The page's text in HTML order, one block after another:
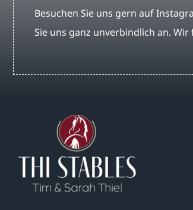
Besuchen Sie uns gern auf
Sie uns ganz unverbindlich an. Wir